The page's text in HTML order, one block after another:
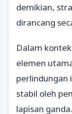
demikian,
dirancang
Dalam
elemen
perlindungan
stabil oleh
lapisan